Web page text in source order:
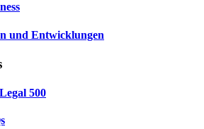
und Entwicklungen
500